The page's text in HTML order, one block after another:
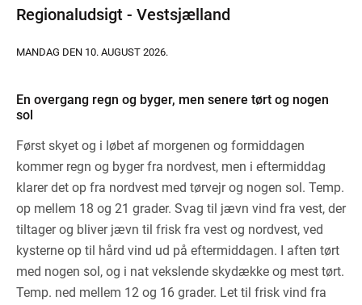
Regionaludsigt - Vestsjælland
MANDAG DEN 10. AUGUST 2026.
En overgang regn og byger, men senere tørt og nogen
sol
Først skyet og i løbet af morgenen og formiddagen
kommer regn og byger fra nordvest, men i eftermiddag
klarer det op fra nordvest med tørvejr og nogen sol. Temp.
op mellem 18 og 21 grader. Svag til jævn vind fra vest, der
tiltager og bliver jævn til frisk fra vest og nordvest, ved
kysterne op til hård vind ud på eftermiddagen. I aften tørt
med nogen sol, og i nat vekslende skydække og mest tørt.
Temp. ned mellem 12 og 16 grader. Let til frisk vind fra